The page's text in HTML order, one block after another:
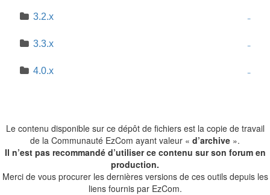
3.2.x -
3.3.x -
4.0.x -
Le contenu disponible sur ce dépôt de fichiers est la copie de travail
de la Communauté EzCom ayant valeur « d’archive ».
Il n’est pas recommandé d’utiliser ce contenu sur son forum en
production.
Merci de vous procurer les dernières versions de ces outils depuis les
liens fournis par EzCom.